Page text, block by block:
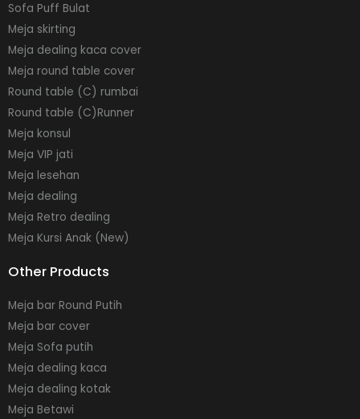
Sofa Puff Bulat
Meja skirting
Meja dealing kaca cover
Meja round table cover
Round table (C) rumbai
Round table (C)Runner
Meja konsul
Meja VIP jati
Meja lesehan
Meja dealing
Meja Retro dealing
Meja Kursi Anak (New)
Other Products
Meja bar Round Putih
Meja bar cover
Meja Sofa putih
Meja dealing kaca
Meja dealing kotak
Meja Betawi